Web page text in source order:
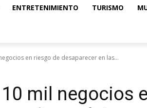
ENTRETENIMIENTO TURISMO
en riesgo de desaparecer en las...
10 mil negocios